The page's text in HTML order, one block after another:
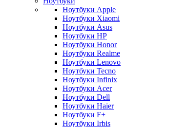
Ноутбуки Apple
Ноутбуки Xiaomi
Ноутбуки Asus
Ноутбуки HP
Ноутбуки Honor
Ноутбуки Realme
Ноутбуки Lenovo
Ноутбуки Tecno
Ноутбуки Infinix
Ноутбуки Acer
Ноутбуки Dell
Ноутбуки Haier
Ноутбуки F+
Ноутбуки Irbis